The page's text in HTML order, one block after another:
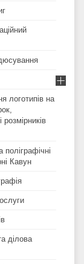
логотипів на
розмірників
поліграфічні
Кавун
ділова